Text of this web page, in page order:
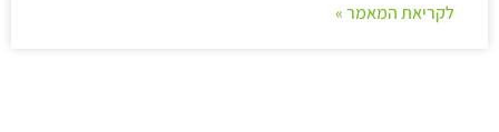
לקריאת המאמר »